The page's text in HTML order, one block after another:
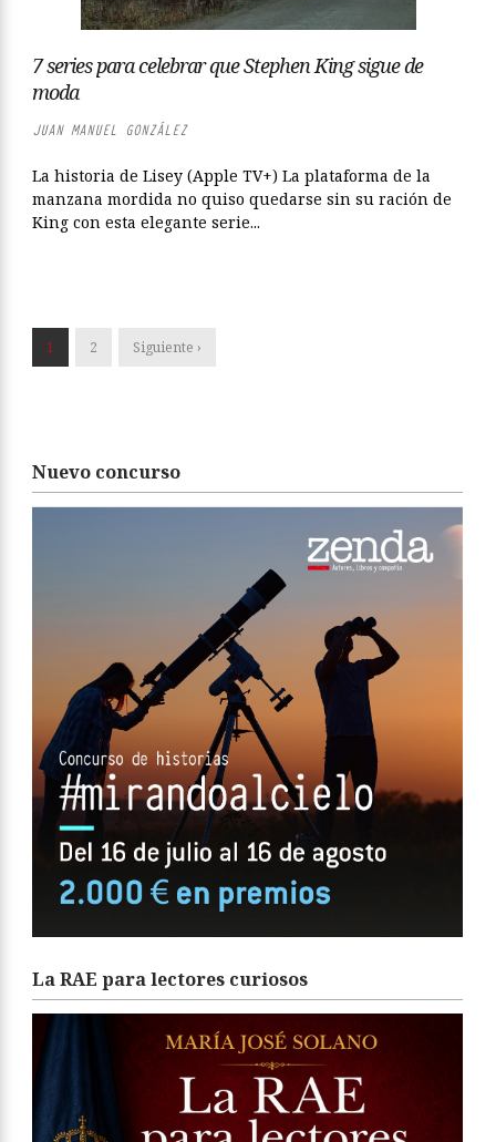
7 series para celebrar que Stephen King sigue de
moda
JUAN MANUEL GONZÁLEZ
La historia de Lisey (Apple TV+) La plataforma de la
manzana mordida no quiso quedarse sin su ración de
King con esta elegante serie...
1 2 Siguiente ›
Nuevo concurso
La RAE para lectores curiosos